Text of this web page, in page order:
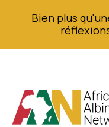
Bien plus